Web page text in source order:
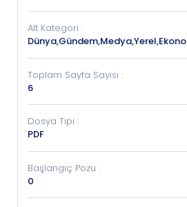
Alt Kategori :
Toplam Sayfa Sayısı :
6
Dosya Tipi :
PDF
Başlangıç Pozu :
0